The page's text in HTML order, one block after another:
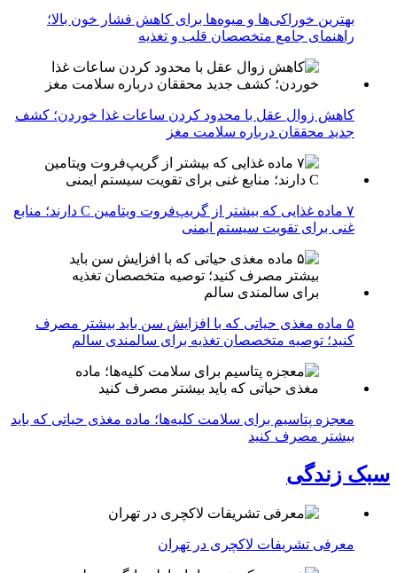
بهترین خوراکی‌ها و میوه‌ها برای کاهش فشار خون بالا؛
راهنمای جامع متخصصان قلب و تغذیه
کاهش زوال عقل با محدود کردن ساعات غذا خوردن؛ کشف
جدید محققان درباره سلامت مغز
۷ ماده غذایی که بیشتر از گریپ‌فروت ویتامین C دارند؛ منابع
غنی برای تقویت سیستم ایمنی
۵ ماده مغذی حیاتی که با افزایش سن باید بیشتر مصرف
کنید؛ توصیه متخصصان تغذیه برای سالمندی سالم
معجزه پتاسیم برای سلامت کلیه‌ها؛ ماده مغذی حیاتی که باید
بیشتر مصرف کنید
سبک زندگی
معرفی تشریفات لاکچری در تهران